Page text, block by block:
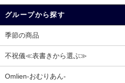
グループから探す
季節の商品
不祝儀≪表書きから選ぶ≫
Omlien-おむりあん-